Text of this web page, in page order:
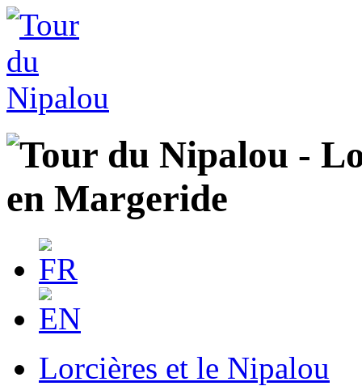
Lorcières et le Nipalou